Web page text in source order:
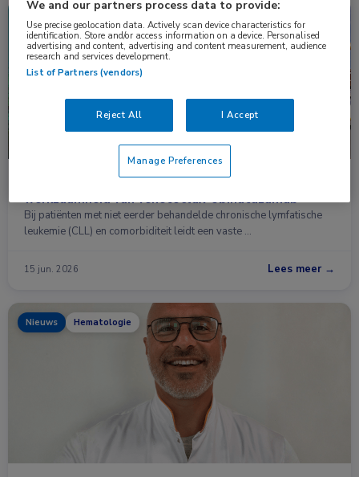
Congresnieuws Hematologie
Finale analyse CLL14 bevestigt langdurige
werkzaamheid van venetoclax-obinutuzumab
Bij patiënten met niet eerder behandelde chronische lymfatische
leukemie (CLL) en comorbiditeit leidt een vaste …
15 jun. 2026 Lees meer →
Nieuws Hematologie
We and our partners process data to provide:
Use precise geolocation data. Actively scan device characteristics for
identification. Store and/or access information on a device. Personalised
advertising and content, advertising and content measurement, audience
research and services development.
List of Partners (vendors)
Reject All I Accept
Manage Preferences